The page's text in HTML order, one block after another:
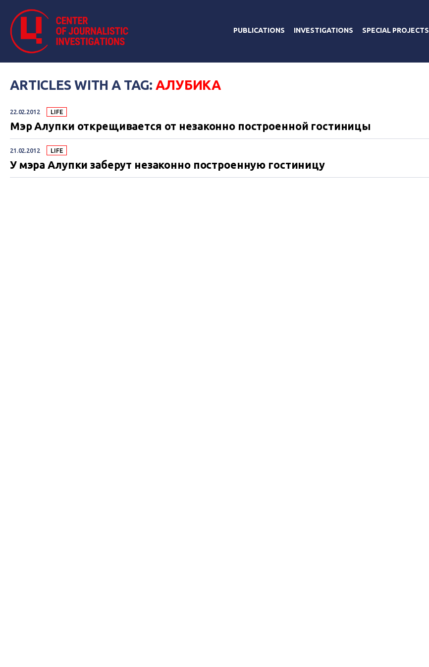
PUBLICATIONS INVESTIGATIONS SPECIAL PROJECTS
ARTICLES WITH A TAG: АЛУБИКА
22.02.2012 LIFE
Мэр Алупки открещивается от незаконно построенной гостиницы
21.02.2012 LIFE
У мэра Алупки заберут незаконно построенную гостиницу